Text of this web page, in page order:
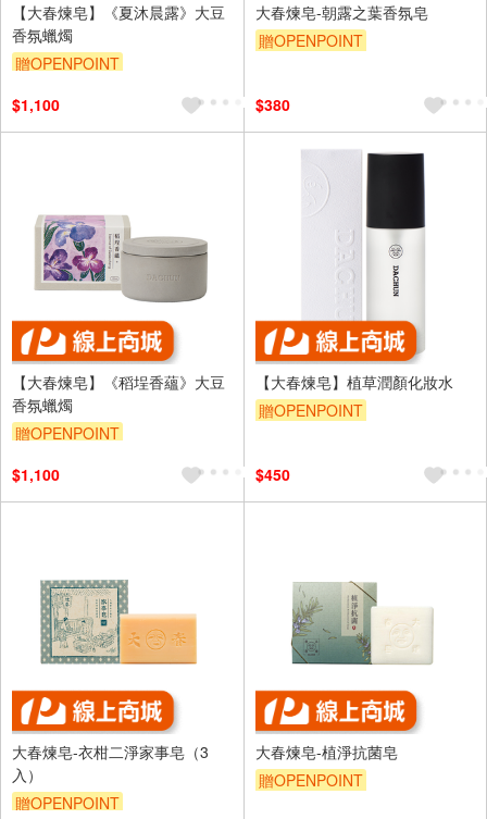
【大春煉皂】《夏沐晨露》大豆
香氛蠟燭
贈OPENPOINT
$1,100
大春煉皂-朝露之葉香氛皂
贈OPENPOINT
$380
【大春煉皂】《稻埕香蘊》大豆
香氛蠟燭
贈OPENPOINT
$1,100
【大春煉皂】植草潤顏化妝水
贈OPENPOINT
$450
大春煉皂-衣柑二淨家事皂（3
入）
贈OPENPOINT
大春煉皂-植淨抗菌皂
贈OPENPOINT